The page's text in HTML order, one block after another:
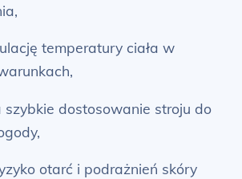
temperatury ciała w
dostosowanie stroju do
otarć i podrażnień skóry